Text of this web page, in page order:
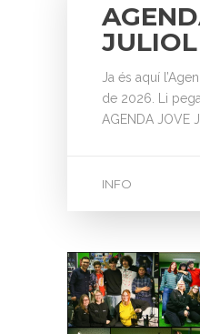
Ja és aquí
de 2026. Li
AGENDA JOVE
INFO